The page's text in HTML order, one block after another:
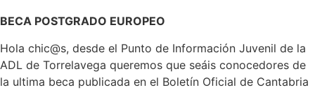
BECA POSTGRADO EUROPEO
Hola chic@s, desde el Punto de Información Juvenil de la
ADL de Torrelavega queremos que seáis conocedores de
la ultima beca publicada en el Boletín Oficial de Cantabria